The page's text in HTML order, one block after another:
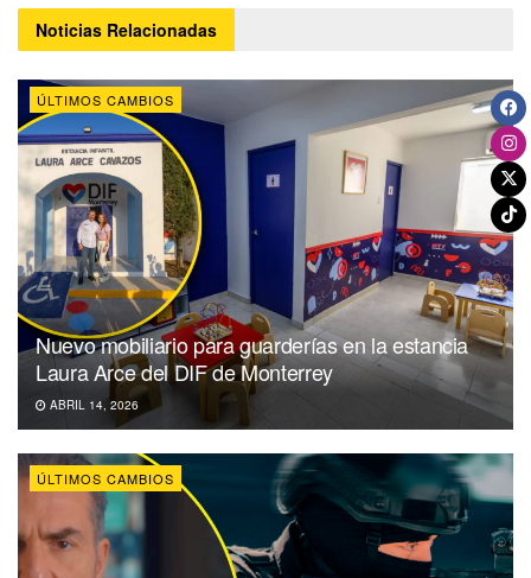
Noticias Relacionadas
ÚLTIMOS CAMBIOS
Nuevo mobiliario para guarderías en la estancia
Laura Arce del DIF de Monterrey
ABRIL 14, 2026
ÚLTIMOS CAMBIOS